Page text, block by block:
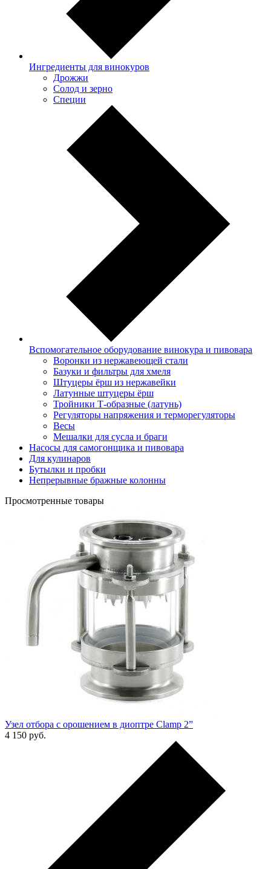
Ингредиенты для винокуров
Дрожжи
Солод и зерно
Специи
Вспомогательное оборудование винокура и пивовара
Воронки из нержавеющей стали
Базуки и фильтры для хмеля
Штуцеры ёрш из нержавейки
Латунные штуцеры ёрш
Тройники Т-образные (латунь)
Регуляторы напряжения и терморегуляторы
Весы
Мешалки для сусла и браги
Насосы для самогонщика и пивовара
Для кулинаров
Бутылки и пробки
Непрерывные бражные колонны
Просмотренные товары
Узел отбора с орошением в диоптре Clamp 2”
4 150 руб.